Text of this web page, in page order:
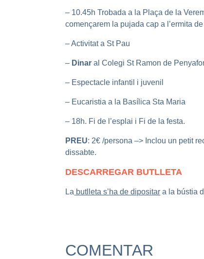
– 10.45h Trobada a la Plaça de la
començarem la pujada cap a l’ermita
– Activitat a St Pau
– Dinar al Colegi St Ramon de
– Espectacle infantil i juvenil
– Eucaristia a la Basílica Sta Maria
– 18h. Fi de l’esplai i Fi de la festa.
PREU: 2€ /persona –> Inclou un petit
dissabte.
DESCARREGAR BUTLLETA
La butlleta s’ha de dipositar a la bústia
COMENTAR